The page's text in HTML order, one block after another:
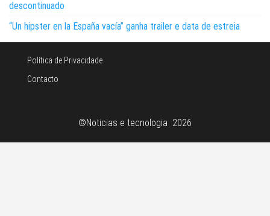
descontinuado
“Un hipster en la España vacía” ganha trailer e data de estreia
Política de Privacidade
Contacto
©Noticias e tecnologia 2026